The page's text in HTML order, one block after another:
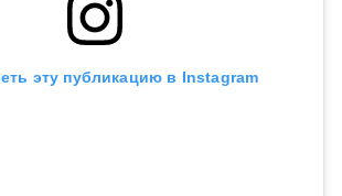
эту публикацию в Instagram